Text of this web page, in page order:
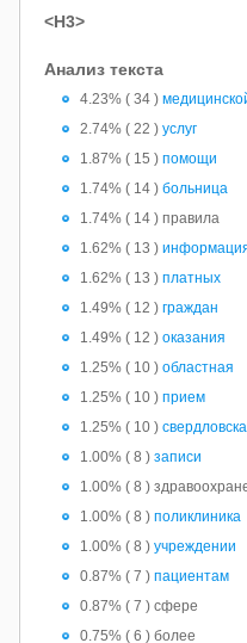
<H3>
Анализ текста
4.23% ( 34 )
2.74% ( 22 )услуг
1.87% ( 15 )помощи
1.74% ( 14 )больница
1.74% ( 14 ) правила
1.62% ( 13 )
1.62% ( 13 )платных
1.49% ( 12 )граждан
1.49% ( 12 )оказания
1.25% ( 10 )областная
1.25% ( 10 )прием
1.25% ( 10 )
1.00% ( 8 )записи
1.00% ( 8 )
1.00% ( 8 )поликлиника
1.00% ( 8 )учреждении
0.87% ( 7 )пациентам
0.87% ( 7 ) сфере
0.75% ( 6 ) более